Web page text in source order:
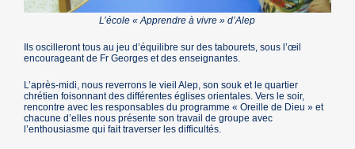
L’école « Apprendre à vivre » d’Alep
Ils oscilleront tous au jeu d’équilibre sur des tabourets, sous l’œil
encourageant de Fr Georges et des enseignantes.
L’après-midi, nous reverrons le vieil Alep, son souk et le quartier
chrétien foisonnant des différentes églises orientales. Vers le soir,
rencontre avec les responsables du programme « Oreille de Dieu » et
chacune d’elles nous présente son travail de groupe avec
l’enthousiasme qui fait traverser les difficultés.